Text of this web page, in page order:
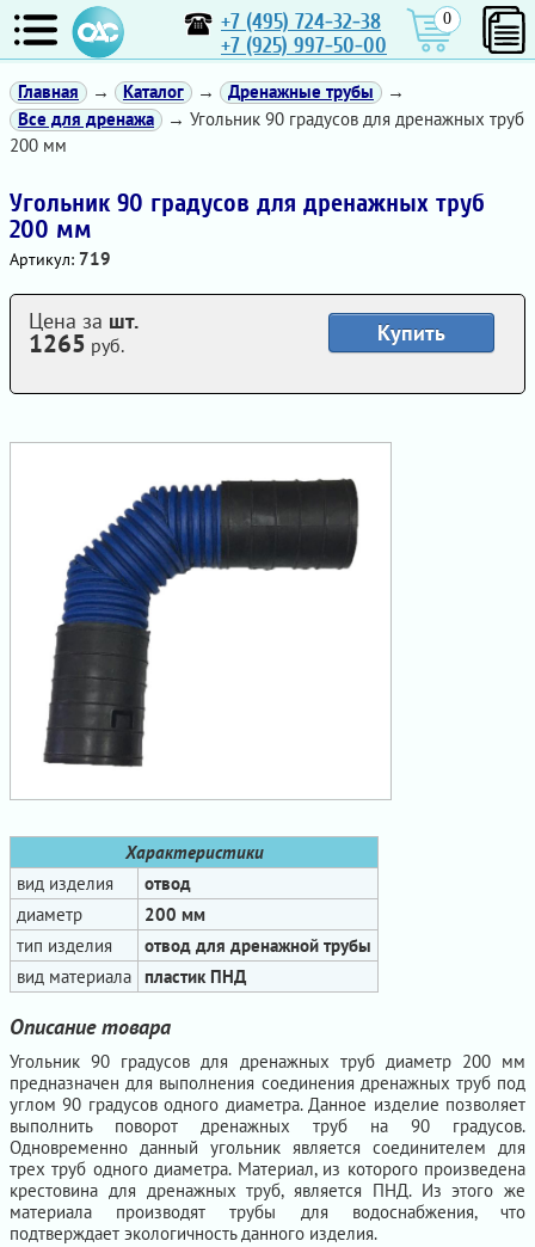
+7 (495) 724-32-38
+7 (925) 997-50-00
0
Главная → Каталог → Дренажные трубы
→
Все для дренажа
→ Угольник 90 градусов для дренажных труб
200 мм
Угольник 90 градусов для дренажных труб
200 мм
Артикул: 719
Характеристики
вид изделия
отвод
диаметр
200 мм
тип изделия
отвод для дренажной трубы
вид материала пластик ПНД
Купить
Цена за шт.
1265 руб.
Описание товара
Угольник 90 градусов для дренажных труб диаметр 200 мм
предназначен для выполнения соединения дренажных труб под
углом 90 градусов одного диаметра. Данное изделие позволяет
выполнить поворот дренажных труб на 90 градусов.
Одновременно данный угольник является соединителем для
трех труб одного диаметра. Материал, из которого произведена
крестовина для дренажных труб, является ПНД. Из этого же
материала производят трубы для водоснабжения, что
подтверждает экологичность данного изделия.